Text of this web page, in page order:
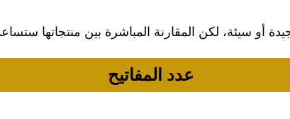
أو سيئة، لكن المقارنة المباشرة بين منتجاتها
عدد المفاتيح